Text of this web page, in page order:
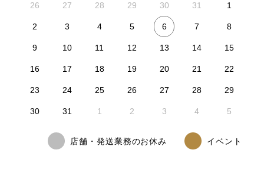
26 27 28 29 30 31 1
2 3 4 5 6 7 8
9 10 11 12 13 14 15
16 17 18 19 20 21 22
23 24 25 26 27 28 29
30 31 1 2 3 4 5
店舗・発送業務のお休み イベント